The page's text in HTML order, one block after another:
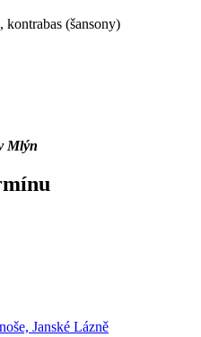
(šansony)
Mlýn
Janské Lázně